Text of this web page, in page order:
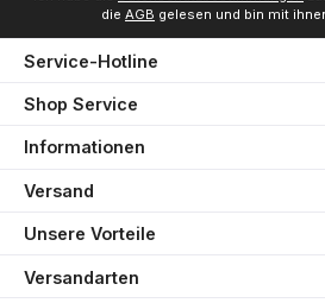
die AGB gelesen und bin mit
Service-Hotline
Shop Service
Informationen
Versand
Unsere Vorteile
Versandarten